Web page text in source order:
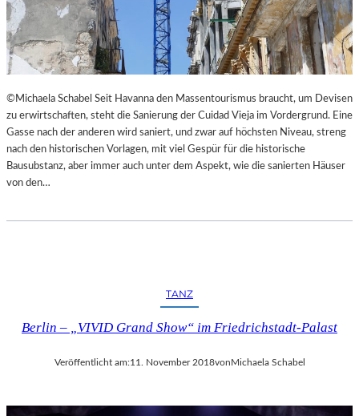
E
S
T
H
E
T
E
R
I
M
L
A
N
E
S
T
H
E
E
E
B
E
©Michaela Schabel Seit Havanna den Massentourismus braucht, um Devisen
zu erwirtschaften, steht die Sanierung der Cuidad Vieja im Vordergrund. Eine
Gasse nach der anderen wird saniert, und zwar auf höchsten Niveau, streng
nach den historischen Vorlagen, mit viel Gespür für die historische
Bausubstanz, aber immer auch unter dem Aspekt, wie die sanierten Häuser
von den…
TANZ
Berlin – „VIVID Grand Show“ im Friedrichstadt-Palast
Veröffentlicht am:11. November 2018vonMichaela Schabel